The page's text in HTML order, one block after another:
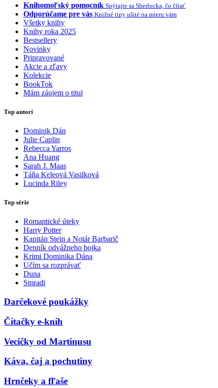
Knihomoľský pomocník Spýtajte sa Sherlocka, čo čítať
Odporúčame pre vás Knižné tipy ušité na mieru vám
Všetky knihy
Knihy roka 2025
Bestsellery
Novinky
Pripravované
Akcie a zľavy
Kolekcie
BookTok
Mám záujem o titul
Top autori
Dominik Dán
Julie Caplin
Rebecca Yarros
Ana Huang
Sarah J. Maas
Táňa Keleová Vasilková
Lucinda Riley
Top série
Romantické úteky
Harry Potter
Kapitán Stein a Notár Barbarič
Denník odvážneho bojka
Krimi Dominika Dána
Učím sa rozprávať
Duna
Smradi
Darčekové poukážky
Čítačky e-kníh
Vecičky od Martinusu
Káva, čaj a pochutiny
Hrnčeky a fľaše